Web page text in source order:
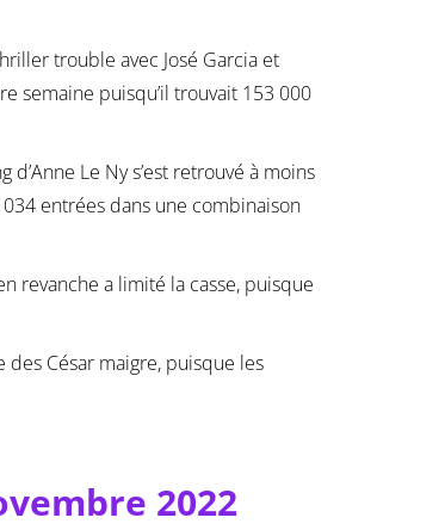
trouble avec José Garcia et
semaine puisqu’il trouvait 153 000
Le Ny s’est retrouvé à moins
entrées dans une combinaison
revanche a limité la casse, puisque
César maigre, puisque les
2022